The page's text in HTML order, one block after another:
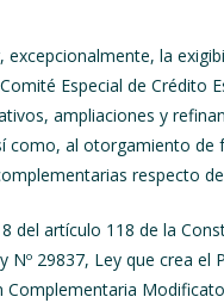
la
Especial de Crédito
ampliaciones y
como, al otorgamiento de
respecto
artículo 118 de la
Nº 29837, Ley que crea